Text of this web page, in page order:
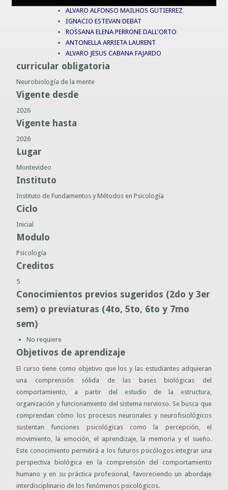
Guías prácticas o proyectos
Guías UCO
Información sobre SPAM y Phising
ALVARO ALFONSO MAILHOS GUTIERREZ
IGNACIO ESTEVAN DEBAT
ROSSANA ELENA PERRONE DALL'ORTO
ANTONELLA ARRIETA LAURENT
ALVARO JESUS CABANA FAJARDO
curricular obligatoria
Neurobiología de la mente
Vigente desde
2026
Vigente hasta
2026
Lugar
Montevideo
Instituto
Instituto de Fundamentos y Métodos en Psicología
Ciclo
Inicial
Modulo
Psicología
Creditos
5
Conocimientos previos sugeridos (2do y 3er
sem) o previaturas (4to, 5to, 6to y 7mo
sem)
No requiere
Objetivos de aprendizaje
El curso tiene como objetivo que los y las estudiantes adquieran
una comprensión sólida de las bases biológicas del
comportamiento, a partir del estudio de la estructura,
organización y funcionamiento del sistema nervioso. Se busca que
comprendan cómo los procesos neuronales y neurofisiológicos
sustentan funciones psicológicas como la percepción, el
movimiento, la emoción, el aprendizaje, la memoria y el sueño.
Este conocimiento permitirá a los futuros psicólogos integrar una
perspectiva biológica en la comprensión del comportamiento
humano y en su práctica profesional, favoreciendo un abordaje
interdisciplinario de los fenómenos psicológicos.